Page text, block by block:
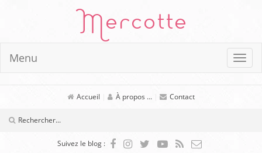
Mercotte
Menu
Accueil À propos ... Contact
Suivez le blog :